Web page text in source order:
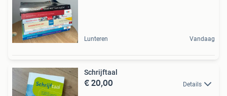
Lunteren Vandaag
Schrijftaal
€ 20,00 Details